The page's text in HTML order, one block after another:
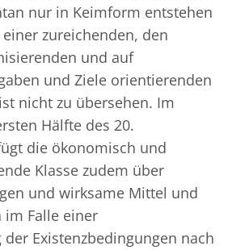
nur in Keimform entstehen
zureichenden, den
und auf
und Ziele orientierenden
nicht zu übersehen. Im
Hälfte des 20.
die ökonomisch und
Klasse zudem über
und wirksame Mittel und
im Falle einer
Existenzbedingungen nach